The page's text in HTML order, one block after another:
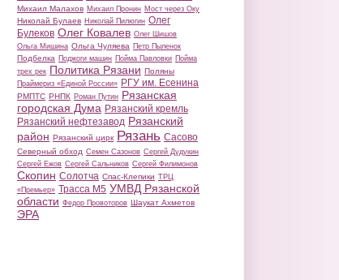
Михаил Малахов Михаил Пронин Мост через Оку
Николай Булаев Николай Пилюгин Олег
Булеков Олег Ковалев Олег Шишов
Ольга Мишина Ольга Чуляева Петр Пыленок
Подбелка Поджоги машин Пойма Павловки Пойма
трех рек Политика Рязани Поляны
Праймериз «Единой России» РГУ им. Есенина
РМПТС РНПК Роман Путин Рязанская
городская Дума Рязанский кремль
Рязанский нефтезавод Рязанский
район Рязанский цирк Рязань Сасово
Северный обход Семен Сазонов Сергей Дудукин
Сергей Ежов Сергей Сальников Сергей Филимонов
Скопин Солотча Спас-Клепики ТРЦ
«Премьер» Трасса М5 УМВД Рязанской
области Федор Провоторов Шаукат Ахметов
ЭРА